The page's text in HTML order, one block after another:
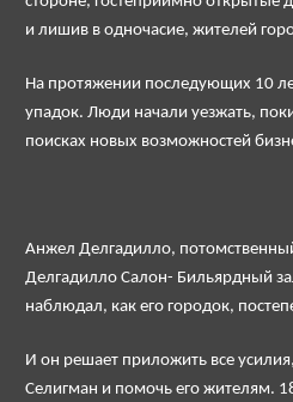
и лишив в одночасие, жителей
На протяжении последующих 10
упадок. Люди начали уезжать,
поисках новых возможностей
Анжел Делгадилло,
Делгадилло Салон- Бильярдный
наблюдал, как его городок,
И он решает приложить все
Селигман и помочь его жителям.